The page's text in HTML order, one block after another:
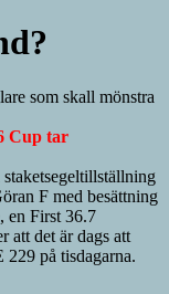
som skall mönstra
Cup tar
F med besättning
en First 36.7
att det är dags att
på tisdagarna.